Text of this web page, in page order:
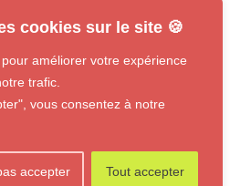
cookies sur le site 🍪
améliorer votre expérience
trafic.
vous consentez à notre
accepter Tout accepter